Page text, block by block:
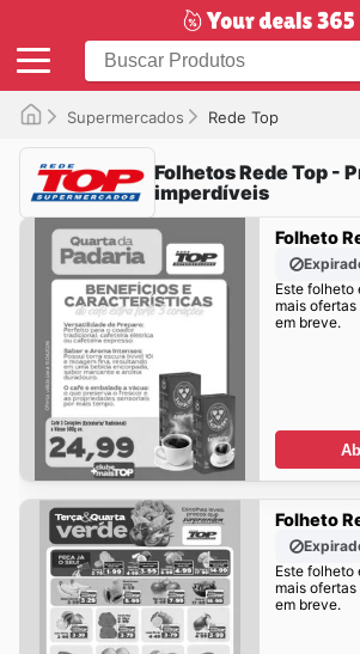
Supermercados Rede Top
Folhetos Rede Top -
imperdíveis
Folheto
Este folheto
mais
em breve.
Folheto
Este folheto
mais
em breve.